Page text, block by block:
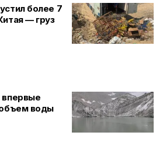
более 7
— груз
впервые
объем воды